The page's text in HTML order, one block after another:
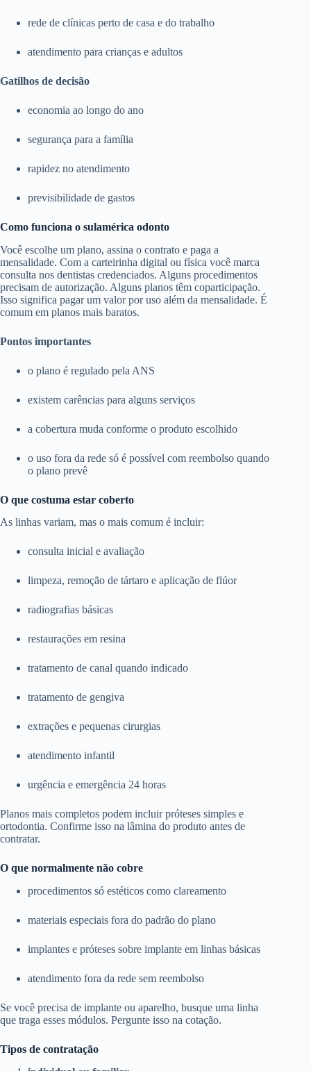
rede de clínicas perto de casa e do trabalho
atendimento para crianças e adultos
Gatilhos de decisão
economia ao longo do ano
segurança para a família
rapidez no atendimento
previsibilidade de gastos
Como funciona o sulamérica odonto
Você escolhe um plano, assina o contrato e paga a
mensalidade. Com a carteirinha digital ou física você marca
consulta nos dentistas credenciados. Alguns procedimentos
precisam de autorização. Alguns planos têm coparticipação.
Isso significa pagar um valor por uso além da mensalidade. É
comum em planos mais baratos.
Pontos importantes
o plano é regulado pela ANS
existem carências para alguns serviços
a cobertura muda conforme o produto escolhido
o uso fora da rede só é possível com reembolso quando
o plano prevê
O que costuma estar coberto
As linhas variam, mas o mais comum é incluir:
consulta inicial e avaliação
limpeza, remoção de tártaro e aplicação de flúor
radiografias básicas
restaurações em resina
tratamento de canal quando indicado
tratamento de gengiva
extrações e pequenas cirurgias
atendimento infantil
urgência e emergência 24 horas
Planos mais completos podem incluir próteses simples e
ortodontia. Confirme isso na lâmina do produto antes de
contratar.
O que normalmente não cobre
procedimentos só estéticos como clareamento
materiais especiais fora do padrão do plano
implantes e próteses sobre implante em linhas básicas
atendimento fora da rede sem reembolso
Se você precisa de implante ou aparelho, busque uma linha
que traga esses módulos. Pergunte isso na cotação.
Tipos de contratação